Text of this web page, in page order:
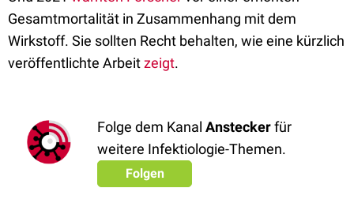
Gesamtmortalität in Zusammenhang mit dem
Wirkstoff. Sie sollten Recht behalten, wie eine kürzlich
veröffentlichte Arbeitzeigt.
Folge dem Kanal Ansteckerfür
weitere Infektiologie-Themen.
Folgen